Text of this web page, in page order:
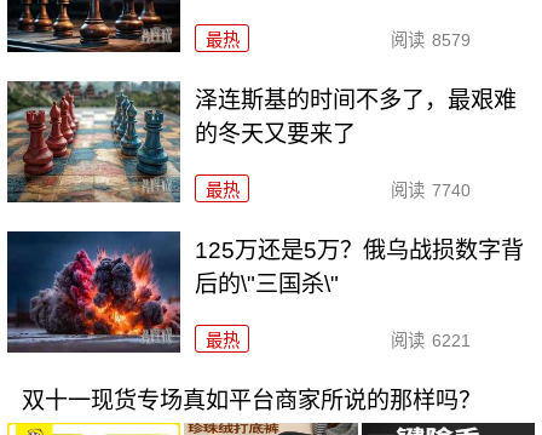
最热 阅读 8579
泽连斯基的时间不多了，最艰难
的冬天又要来了
最热 阅读 7740
125万还是5万？俄乌战损数字背
后的\"三国杀\"
最热 阅读 6221
双十一现货专场真如平台商家所说的那样吗？